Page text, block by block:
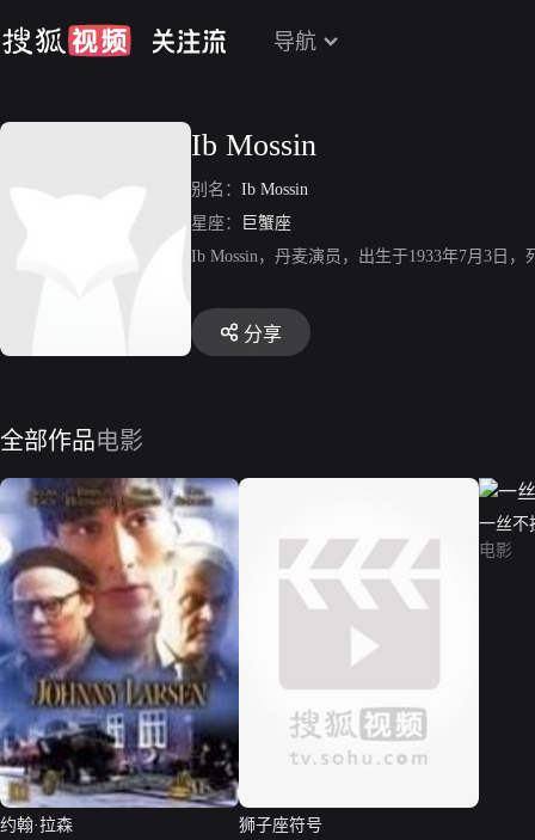
导航
Ib Mossin
别名： Ib Mossin
星座：
巨蟹座
Ib Mossin，丹麦演员，出生于1933年7月3日
分享
全部作品电影
约翰·拉森
狮子座符号
一丝不
电影